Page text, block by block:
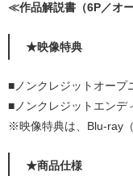
≪作品解説書（6P／オ
★映像特典
■ノンクレジットオープ
■ノンクレジットエンデ
※映像特典は、Blu-ray
★商品仕様